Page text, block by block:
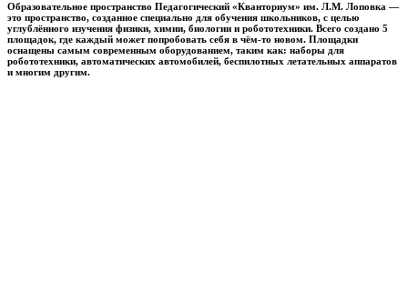
Образовательное пространство Педагогический «Кванториум» им. Л.М. Лоповка —
это пространство, созданное специально для обучения школьников, с целью
углублённого изучения физики, химии, биологии и робототехники. Всего создано 5
площадок, где каждый может попробовать себя в чём-то новом. Площадки
оснащены самым современным оборудованием, таким как: наборы для
робототехники, автоматических автомобилей, беспилотных летательных аппаратов
и многим другим.